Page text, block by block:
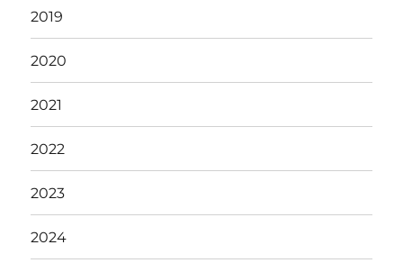
2019
2020
2021
2022
2023
2024